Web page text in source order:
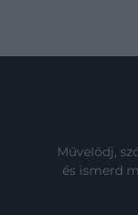
Művelődj,
és ismerd